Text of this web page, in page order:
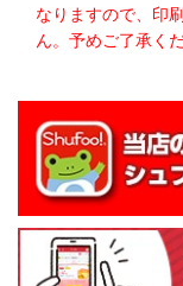
なりますので、印
ん。予めご了承くだ